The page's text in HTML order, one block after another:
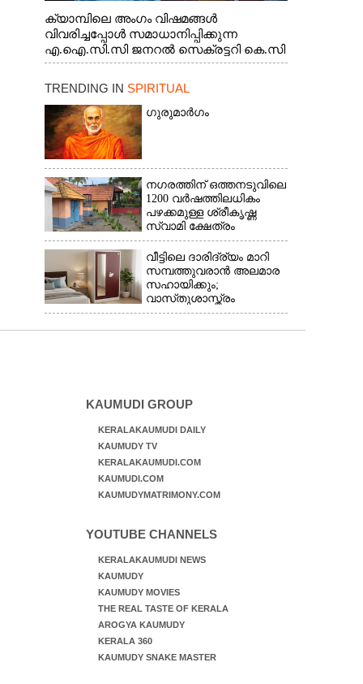
ക്യാമ്പിലെ അംഗം വിഷമങ്ങൾ
വിവരിച്ചപ്പോൾ സമാധാനിപ്പിക്കുന്ന
എ.ഐ.സി.സി ജനറൽ സെക്രട്ടറി കെ.സി
വേണുഗോപാൽ എം.പി. സഹകരണ-
എന്നിവർ
TRENDING IN SPIRITUAL
ഗുരുമാർഗം
നഗരത്തിന് ഒത്തനടുവിലെ
1200 വർഷത്തിലധികം
പഴക്കമുള്ള ശ്രീകൃഷ്ണ
സ്വാമി ക്ഷേത്രം
വീട്ടിലെ ദാരിദ്ര്യം മാറി
സമ്പത്തുവരാൻ അലമാര
സഹായിക്കും;
വാസ്‌തുശാസ്ത്രം
പറയുന്നത് അനുസരിക്കാം
KAUMUDI GROUP
KERALAKAUMUDI DAILY
KAUMUDY TV
KERALAKAUMUDI.COM
KAUMUDI.COM
KAUMUDYMATRIMONY.COM
YOUTUBE CHANNELS
KERALAKAUMUDI NEWS
KAUMUDY
KAUMUDY MOVIES
THE REAL TASTE OF KERALA
AROGYA KAUMUDY
KERALA 360
KAUMUDY SNAKE MASTER